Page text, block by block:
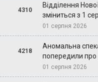
4310
Відділення
зміниться з 1
01 серпня 2026
4218
Аномальна
попередили про
01 серпня 2026